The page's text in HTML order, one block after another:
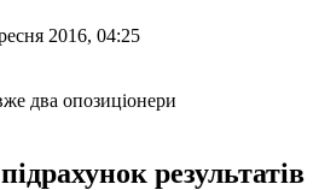
2016, 04:25
результатів